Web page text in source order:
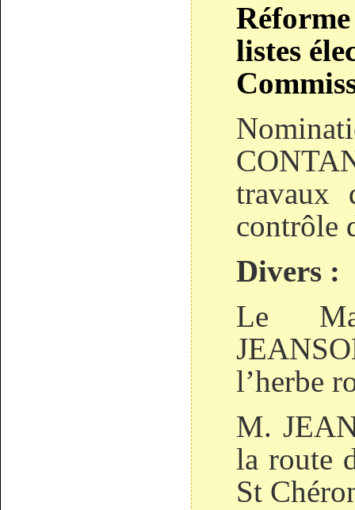
listes
travaux
contrôle
Divers :
Le
l’herbe
M.
la route
St